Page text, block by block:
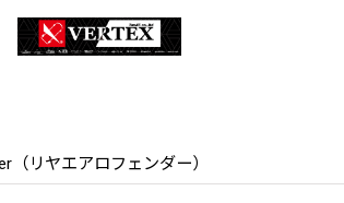
（リヤエアロフェンダー）